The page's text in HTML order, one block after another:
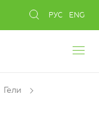
РУС ENG
Гели